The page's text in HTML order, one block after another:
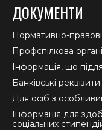
ДОКУМЕНТИ
Нормативно-
Профспілкова
Інформація, що
Банківські
Для осіб з
Інформація для
соціальних